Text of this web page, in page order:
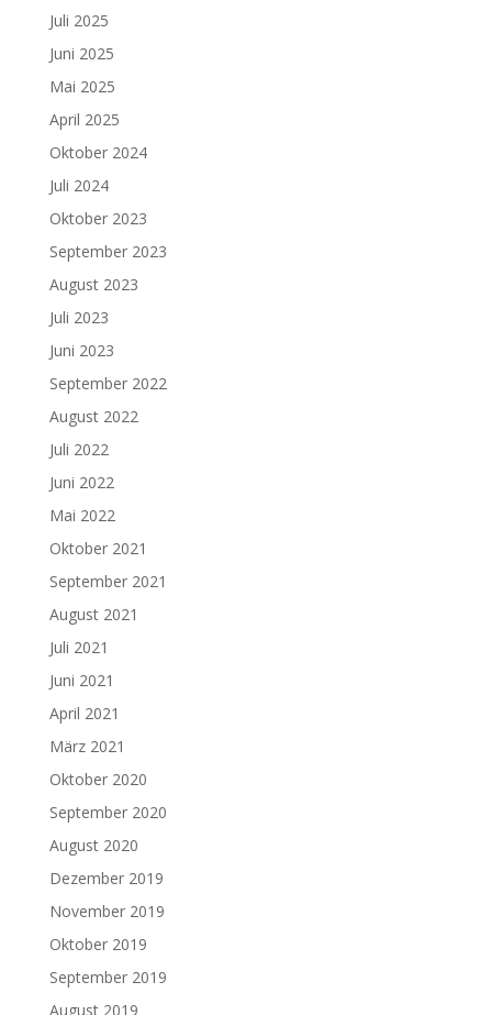
Juli 2025
Juni 2025
Mai 2025
April 2025
Oktober 2024
Juli 2024
Oktober 2023
September 2023
August 2023
Juli 2023
Juni 2023
September 2022
August 2022
Juli 2022
Juni 2022
Mai 2022
Oktober 2021
September 2021
August 2021
Juli 2021
Juni 2021
April 2021
März 2021
Oktober 2020
September 2020
August 2020
Dezember 2019
November 2019
Oktober 2019
September 2019
August 2019